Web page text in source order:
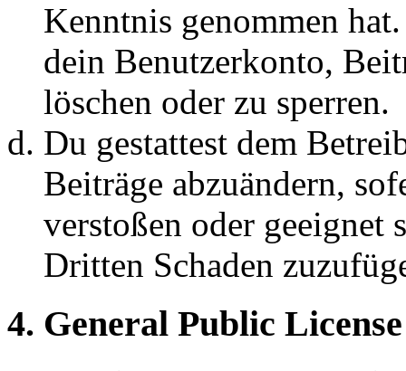
Kenntnis genommen
dein Benutzerkonto,
löschen oder zu sperren.
Du gestattest dem
Beiträge abzuändern,
verstoßen oder geeignet
Dritten Schaden
4. General Public License